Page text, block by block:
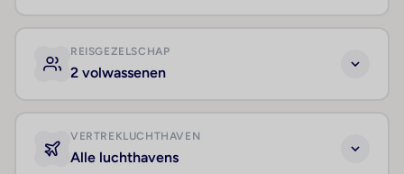
REISGEZELSCHAP
2 volwassenen
VERTREKLUCHTHAVEN
Alle luchthavens